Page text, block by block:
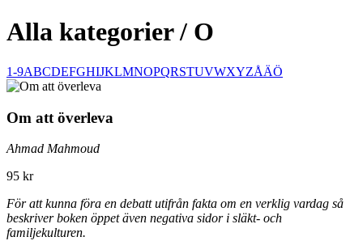
Alla kategorier / O
1-9ABCDEFGHIJKLMNOPQRSTUVWXYZÅÄÖ
Om att överleva
Ahmad Mahmoud
95 kr
För att kunna föra en debatt utifrån fakta om en verklig vardag så
beskriver boken öppet även negativa sidor i släkt- och
familjekulturen.